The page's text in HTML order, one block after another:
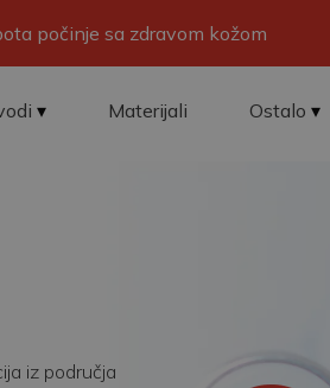
počinje sa zdravom kožom
Materijali Ostalo
iz područja